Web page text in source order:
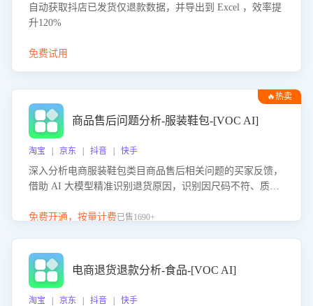
自动获取抖店已发货仅退款数据，并导出到 Excel ，效率提
升120%
免费试用
🔥热卖
商品售后问题分析-服装鞋包-[VOC AI]
淘宝 | 京东 | 抖音 | 快手
深入分析电商服装鞋包类目商品售后相关问题的买家反馈，
借助 AI 大模型精准识别退货原因，识别因尺码不符、质量
议，助力商家优化产品或服务，实现销售额的显著提升。
免费开通，按量计费已售1690+
电商退货退款分析-食品-[VOC AI]
淘宝 | 京东 | 抖音 | 快手